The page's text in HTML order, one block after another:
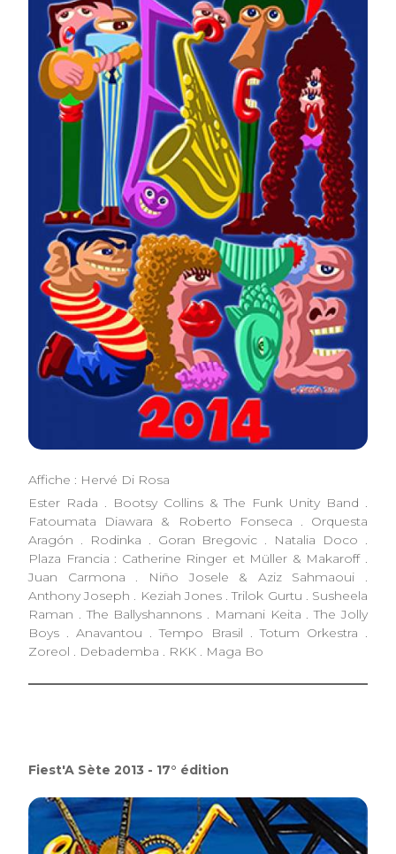
Affiche : Hervé Di Rosa
Ester Rada . Bootsy Collins & The Funk Unity Band .
Fatoumata Diawara & Roberto Fonseca . Orquesta
Aragón . Rodinka . Goran Bregovic . Natalia Doco .
Plaza Francia : Catherine Ringer et Müller & Makaroff .
Juan Carmona . Niño Josele & Aziz Sahmaoui .
Anthony Joseph . Keziah Jones . Trilok Gurtu . Susheela
Raman . The Ballyshannons . Mamani Keita . The Jolly
Boys . Anavantou . Tempo Brasil . Totum Orkestra .
Zoreol . Debademba . RKK . Maga Bo
Fiest'A Sète 2013 - 17° édition